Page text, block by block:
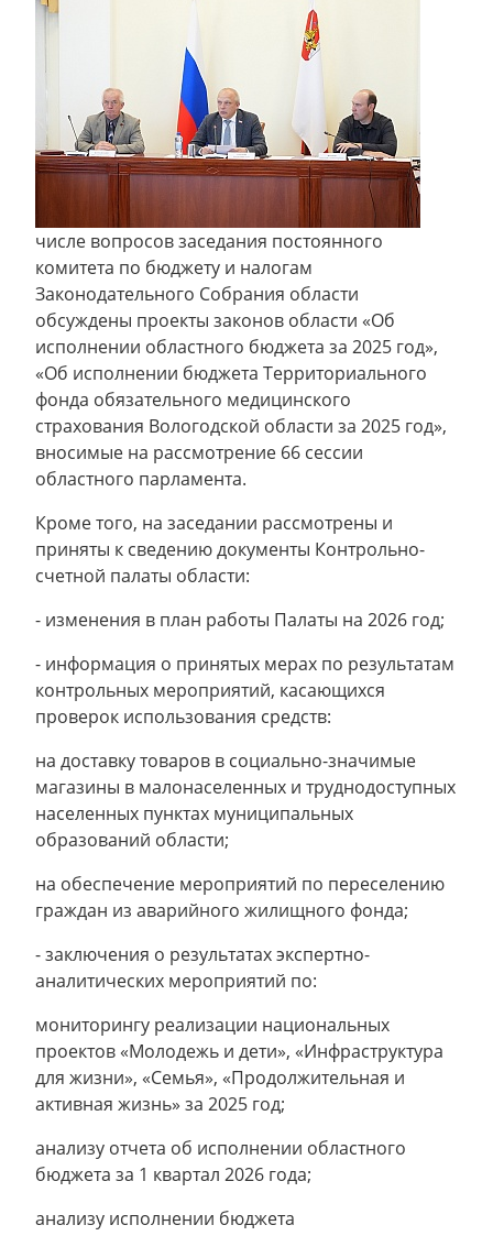
числе вопросов заседания постоянного
комитета по бюджету и налогам
Законодательного Собрания области
обсуждены проекты законов области «Об
исполнении областного бюджета за 2025 год»,
«Об исполнении бюджета Территориального
фонда обязательного медицинского
страхования Вологодской области за 2025 год»,
вносимые на рассмотрение 66 сессии
областного парламента.
Кроме того, на заседании рассмотрены и
приняты к сведению документы Контрольно-
счетной палаты области:
- изменения в план работы Палаты на 2026 год;
- информация о принятых мерах по результатам
контрольных мероприятий, касающихся
проверок использования средств:
на доставку товаров в социально-значимые
магазины в малонаселенных и труднодоступных
населенных пунктах муниципальных
образований области;
на обеспечение мероприятий по переселению
граждан из аварийного жилищного фонда;
- заключения о результатах экспертно-
аналитических мероприятий по:
мониторингу реализации национальных
проектов «Молодежь и дети», «Инфраструктура
для жизни», «Семья», «Продолжительная и
активная жизнь» за 2025 год;
анализу отчета об исполнении областного
бюджета за 1 квартал 2026 года;
анализу исполнении бюджета